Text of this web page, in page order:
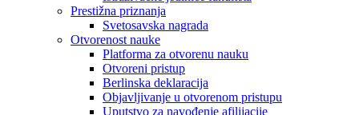
Prestižna priznanja
Svetosavska nagrada
Otvorenost nauke
Platforma za otvorenu nauku
Otvoreni pristup
Berlinska deklaracija
Objavljivanje u otvorenom pristupu
Uputstvo za navođenje afilijacije